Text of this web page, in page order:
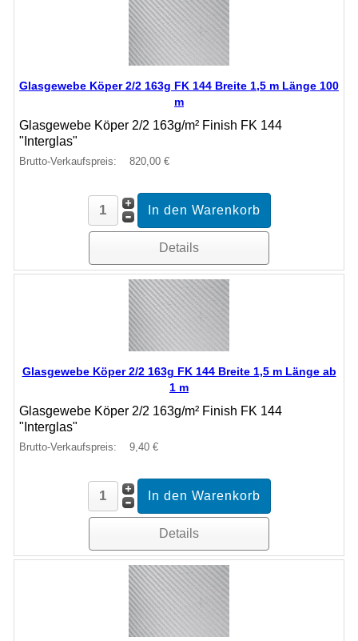
Glasgewebe Köper 2/2 163g FK 144 Breite 1,5 m Länge 100
m
Glasgewebe Köper 2/2 163g/m² Finish FK 144
"Interglas"
Brutto-Verkaufspreis: 820,00 €
Details
Glasgewebe Köper 2/2 163g FK 144 Breite 1,5 m Länge ab
1 m
Glasgewebe Köper 2/2 163g/m² Finish FK 144
"Interglas"
Brutto-Verkaufspreis: 9,40 €
Details